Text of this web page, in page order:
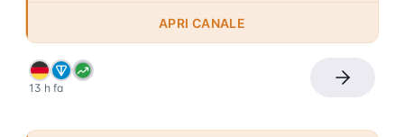
APRI CANALE
13 h fa